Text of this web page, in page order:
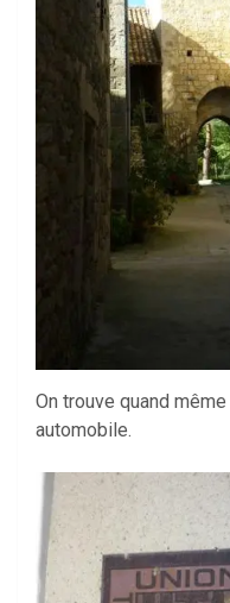
On trouve quand
automobile.